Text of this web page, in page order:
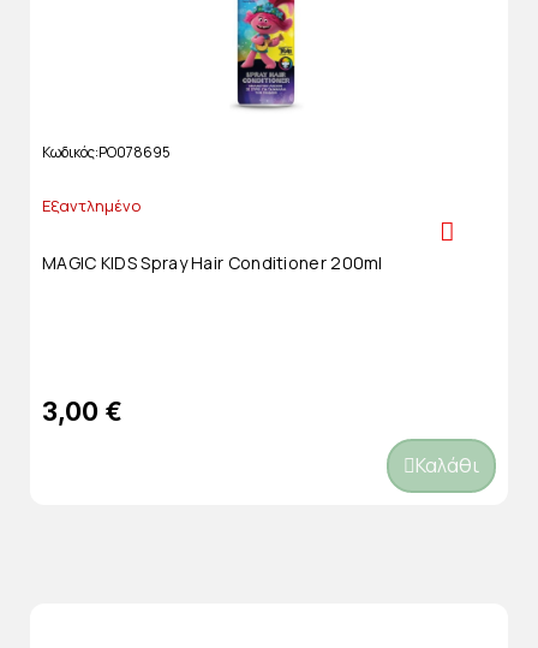
Κωδικός PO078695
Εξαντλημένο
MAGIC KIDS Spray Hair Conditioner 200ml
3,00 €
Καλάθι